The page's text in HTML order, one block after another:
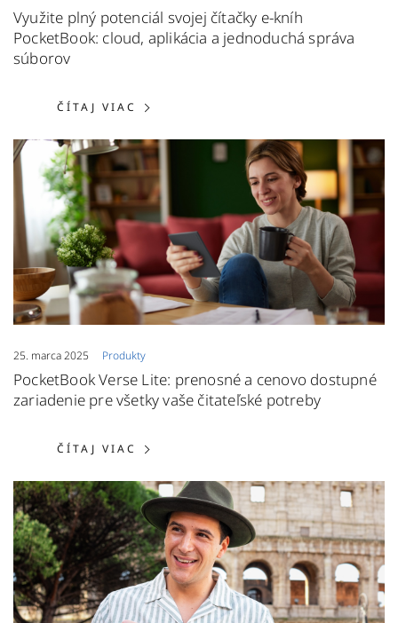
Využite plný potenciál svojej čítačky e-kníh
PocketBook: cloud, aplikácia a jednoduchá správa
súborov
ČÍTAJ VIAC ČÍTAJ VIAC: VYUŽITE PLNÝ
25. marca 2025 Produkty
PocketBook Verse Lite: prenosné a cenovo dostupné
zariadenie pre všetky vaše čitateľské potreby
ČÍTAJ VIAC ČÍTAJ VIAC: POCKETBOOK VERSE